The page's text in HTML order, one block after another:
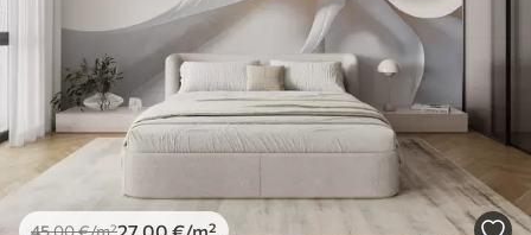
45.00€/m²27 .00 €/m²